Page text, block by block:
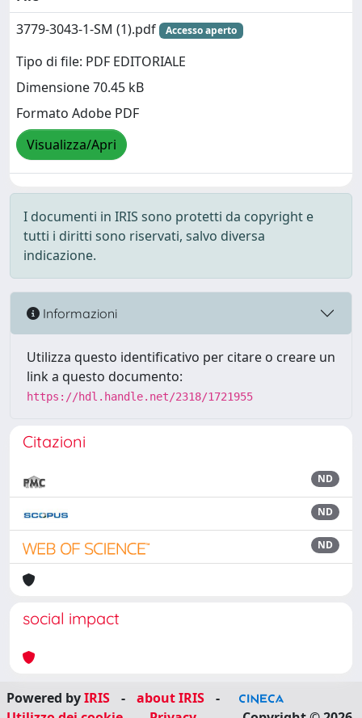
3779-3043-1-SM (1).pdf
Accesso aperto
Tipo di file: PDF EDITORIALE
Dimensione 70.45 kB
Formato Adobe PDF
Visualizza/Apri
I documenti in IRIS sono protetti da copyright e
tutti i diritti sono riservati, salvo diversa
indicazione.
Informazioni
Utilizza questo identificativo per citare o creare un
link a questo documento:
https://hdl.handle.net/2318/1721955
Citazioni
ND
ND
ND
social impact
Powered byIRIS - about IRIS
-